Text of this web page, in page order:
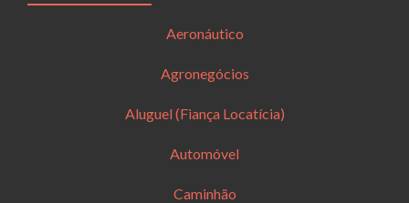
Aeronáutico
Agronegócios
Aluguel (Fiança Locatícia)
Automóvel
Caminhão